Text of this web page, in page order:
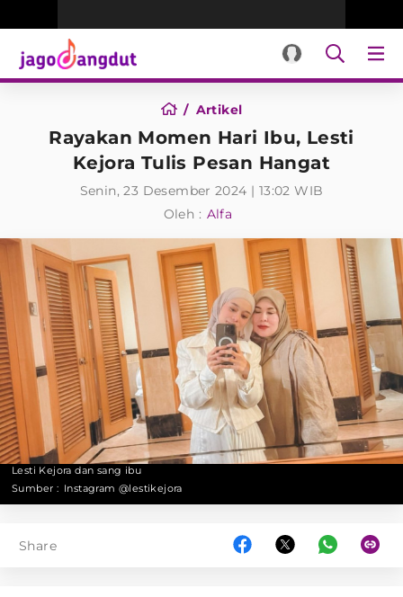
Artikel
Rayakan Momen Hari Ibu, Lesti
Kejora Tulis Pesan Hangat
Senin, 23 Desember 2024 | 13:02 WIB
Oleh : Alfa
Lesti Kejora dan sang ibu
Sumber : Instagram @lestikejora
Share